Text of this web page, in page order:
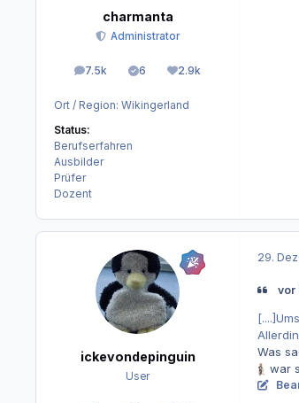
charmanta
Administrator
7.5k
Beiträge 6
Lösungen2.9k
Reputation
Ort / Region: Wikingerland
Status:
Berufserfahren
Ausbilder
Prüfer
Dozent
ickevondepinguin
User
29.
vor
Was
war